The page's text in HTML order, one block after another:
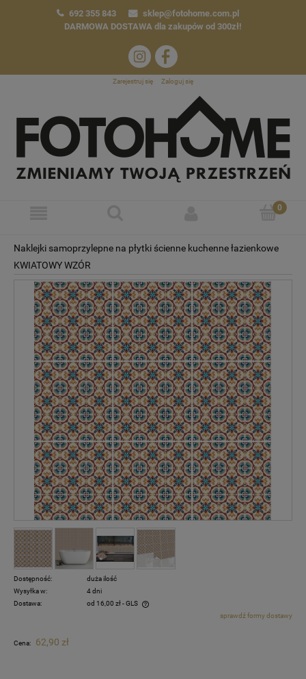
692 355 843
sklep@fotohome.com.pl
DARMOWA DOSTAWA dla zakupów od 300zł!
Zarejestruj się Zaloguj się
Naklejki samoprzylepne na płytki ścienne kuchenne łazienkowe
KWIATOWY WZÓR
Dostępność:
duża ilość
Wysyłka w:
4 dni
Dostawa:
od 16,00 zł- GLS
Cena nie zawiera ewentualnych kosztów płatnościsprawdź formy dostawy
Cena: 62,90 zł